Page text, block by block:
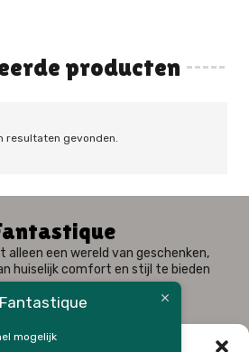
cookie toestemming
producten
resultaten gevonden.
alleen een wereld van geschenken,
huiselijk comfort en stijl te bieden
mogelijk